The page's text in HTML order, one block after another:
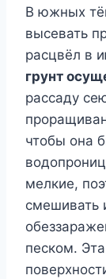
В южных
высевать
расцвёл в
грунт
рассаду
чтобы она
мелкие,
смешивать
песком.